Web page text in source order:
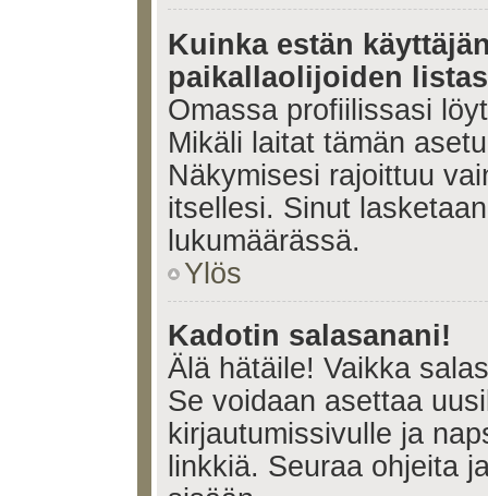
Kuinka estän
paikallaolijoiden
Omassa profiilissasi
Mikäli laitat tämän
Näkymisesi rajoittuu
itsellesi. Sinut
lukumäärässä.
Ylös
Kadotin salasanani!
Älä hätäile! Vaikka
Se voidaan asettaa
kirjautumissivulle ja
linkkiä. Seuraa ohjeita